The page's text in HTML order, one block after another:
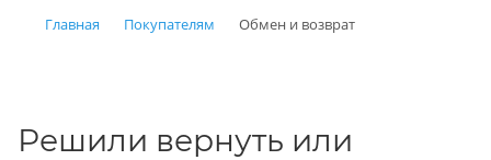
Главная Покупателям Обмен и возврат
Решили вернуть или